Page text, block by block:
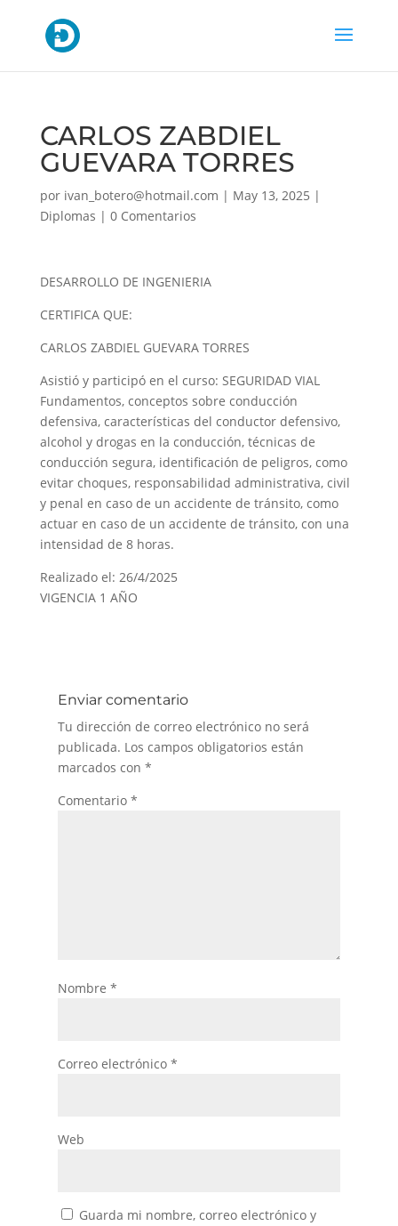
CARLOS ZABDIEL
GUEVARA TORRES
por ivan_botero@hotmail.com | May 13, 2025 |
Diplomas | 0 Comentarios
DESARROLLO DE INGENIERIA
CERTIFICA QUE:
CARLOS ZABDIEL GUEVARA TORRES
Asistió y participó en el curso: SEGURIDAD VIAL
Fundamentos, conceptos sobre conducción
defensiva, características del conductor defensivo,
alcohol y drogas en la conducción, técnicas de
conducción segura, identificación de peligros, como
evitar choques, responsabilidad administrativa, civil
y penal en caso de un accidente de tránsito, como
actuar en caso de un accidente de tránsito, con una
intensidad de 8 horas.
Realizado el: 26/4/2025
VIGENCIA 1 AÑO
Enviar comentario
Tu dirección de correo electrónico no será
publicada. Los campos obligatorios están
marcados con *
Comentario *
Nombre *
Correo electrónico *
Web
Guarda mi nombre, correo electrónico y